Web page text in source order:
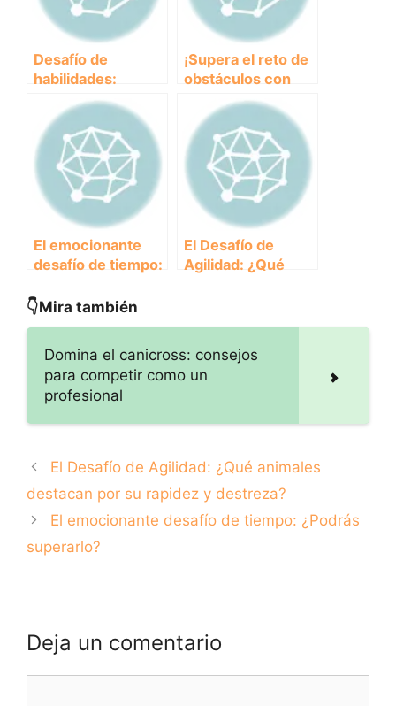
Desafío de
habilidades:
Descubre cómo
los animales
ponen a prueba su
destreza
¡Supera el reto de
obstáculos con
estos consejos
imprescindibles!
El emocionante
desafío de tiempo:
superarlo?
El Desafío de
Agilidad: ¿Qué
👇Mira también
Domina el canicross: consejos
para competir como un
profesional
El Desafío de Agilidad: ¿Qué animales
destacan por su rapidez y destreza?
El emocionante desafío de tiempo: ¿Podrás
superarlo?
Deja un comentario